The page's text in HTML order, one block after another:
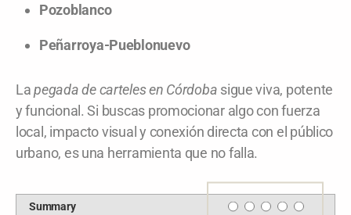
Pozoblanco
Peñarroya-Pueblonuevo
Lapegada de carteles en Córdoba sigue viva, potente
y funcional. Si buscas promocionar algo con fuerza
local, impacto visual y conexión directa con el público
urbano, es una herramienta que no falla.
Summary Rating